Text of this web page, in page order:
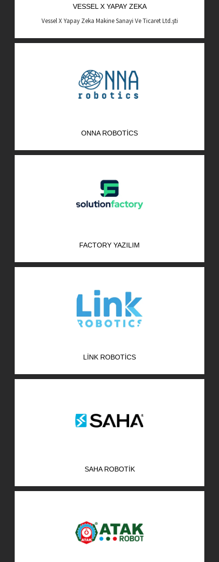
AR-GE Portal
Kariyer Portal
EN
VESSEL X YAPAY ZEKA
Vessel X Yapay Zeka Makine Sanayi Ve Ticaret Ltd.şti
ONNA ROBOTICS
FACTORY YAZILIM
LINK ROBOTICS
SAHA ROBOTIK